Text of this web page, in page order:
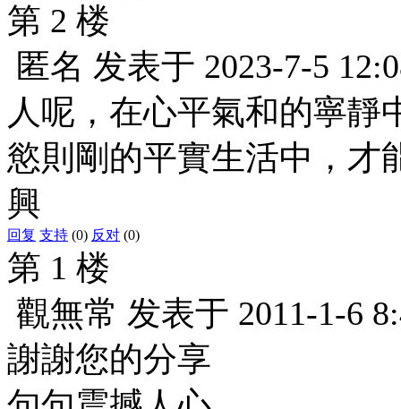
第 2 楼
匿名 发表于 2023-7-5
人呢，在心平氣和的寧靜
慾則剛的平實生活中，才
興
回复 支持 (0) 反对 (0)
第 1 楼
觀無常 发表于 2011-1-6
謝謝您的分享